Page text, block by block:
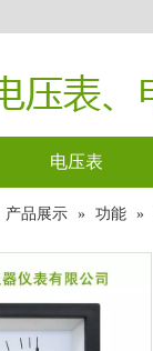
电压表
产品展示 » 功能 »